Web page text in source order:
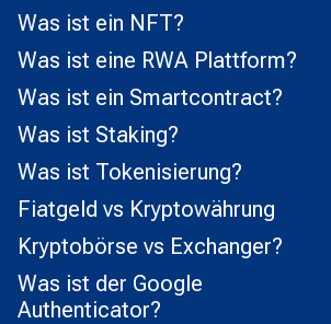
Was ist ein NFT?
Was ist eine RWA Plattform?
Was ist ein Smartcontract?
Was ist Staking?
Was ist Tokenisierung?
Fiatgeld vs Kryptowährung
Kryptobörse vs Exchanger?
Was ist der Google
Authenticator?